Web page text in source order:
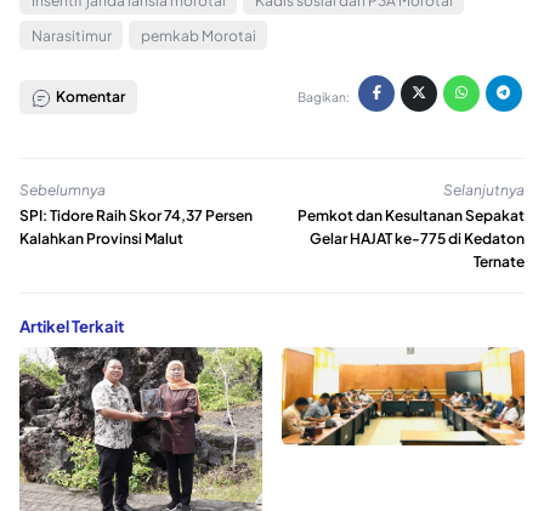
Narasitimur
pemkab Morotai
Komentar Bagikan:
Sebelumnya
SPI: Tidore Raih Skor 74,37 Persen
Kalahkan Provinsi Malut
Selanjutnya
Pemkot dan Kesultanan Sepakat
Gelar HAJAT ke-775 di Kedaton
Ternate
Artikel Terkait